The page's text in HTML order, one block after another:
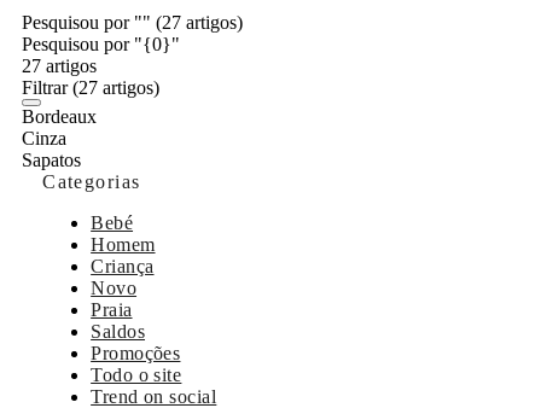
Pesquisou por "" (27 artigos)
Pesquisou por "{0}"
27 artigos
Filtrar(27 artigos)
Bordeaux
Cinza
Sapatos
Categorias
Bebé
Homem
Criança
Novo
Praia
Saldos
Promoções
Todo o site
Trend on social